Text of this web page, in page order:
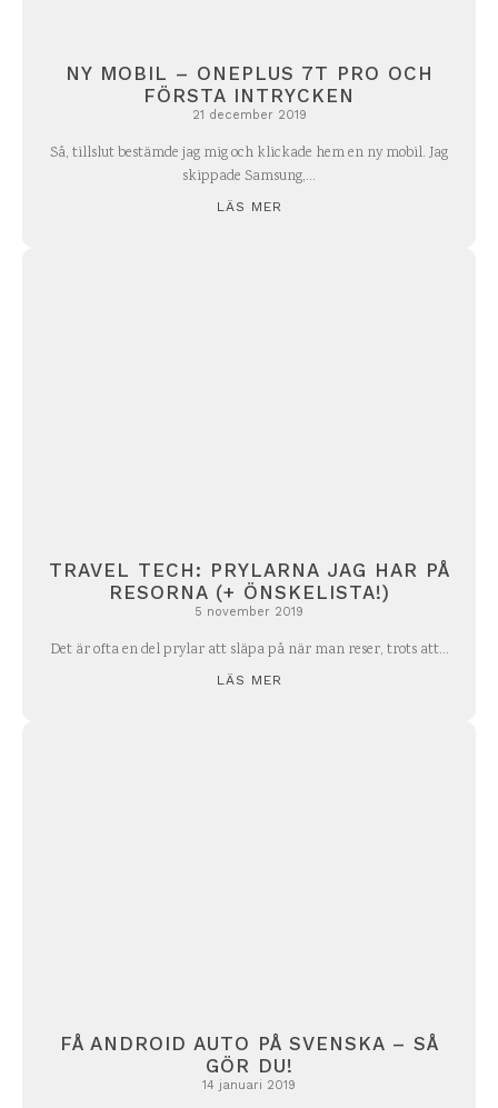
NY MOBIL – ONEPLUS 7T PRO OCH
FÖRSTA INTRYCKEN
21 december 2019
Så, tillslut bestämde jag mig och klickade hem en ny mobil. Jag
skippade Samsung,...
LÄS MER
TRAVEL TECH: PRYLARNA JAG HAR PÅ
RESORNA (+ ÖNSKELISTA!)
5 november 2019
Det är ofta en del prylar att släpa på när man reser, trots att...
LÄS MER
FÅ ANDROID AUTO PÅ SVENSKA – SÅ
GÖR DU!
14 januari 2019